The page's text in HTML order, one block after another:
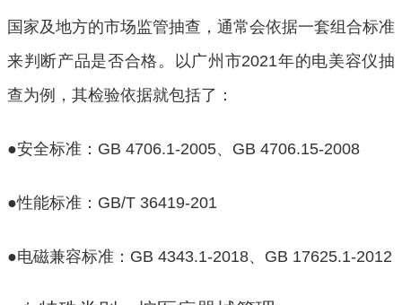
国家及地方的市场监管抽查，通常会依据一套组合标准
来判断产品是否合格。以广州市2021年的电美容仪抽
查为例，其检验依据就包括了：
●安全标准：GB 4706.1-2005、GB 4706.15-2008
●性能标准：GB/T 36419-201
●电磁兼容标准：GB 4343.1-2018、GB 17625.1-2012